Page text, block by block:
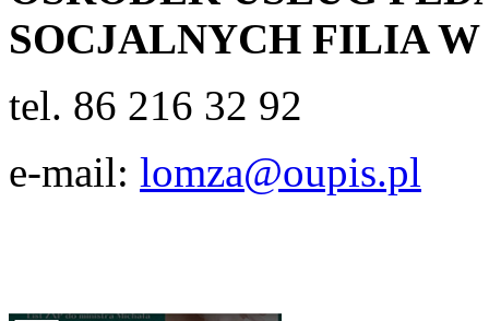
SOCJALNYCH FILIA
tel. 86 216 32 92
e-mail: lomza@oupis.pl